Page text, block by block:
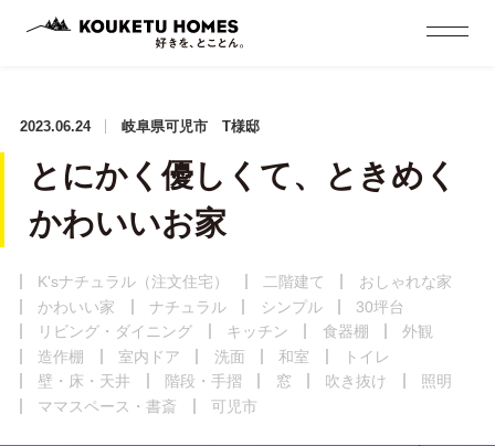
2023.06.24 岐阜県可児市 T様邸
とにかく優しくて、ときめく
かわいいお家
K'sナチュラル（注文住宅） 二階建て
おしゃれな家
かわいい家
ナチュラル シンプル
30坪台
リビング・ダイニング
キッチン 食器棚
外観
造作棚
室内ドア 洗面 和室
トイレ
壁・床・天井
階段・手摺 窓 吹き抜け
照明
ママスペース・書斎
可児市